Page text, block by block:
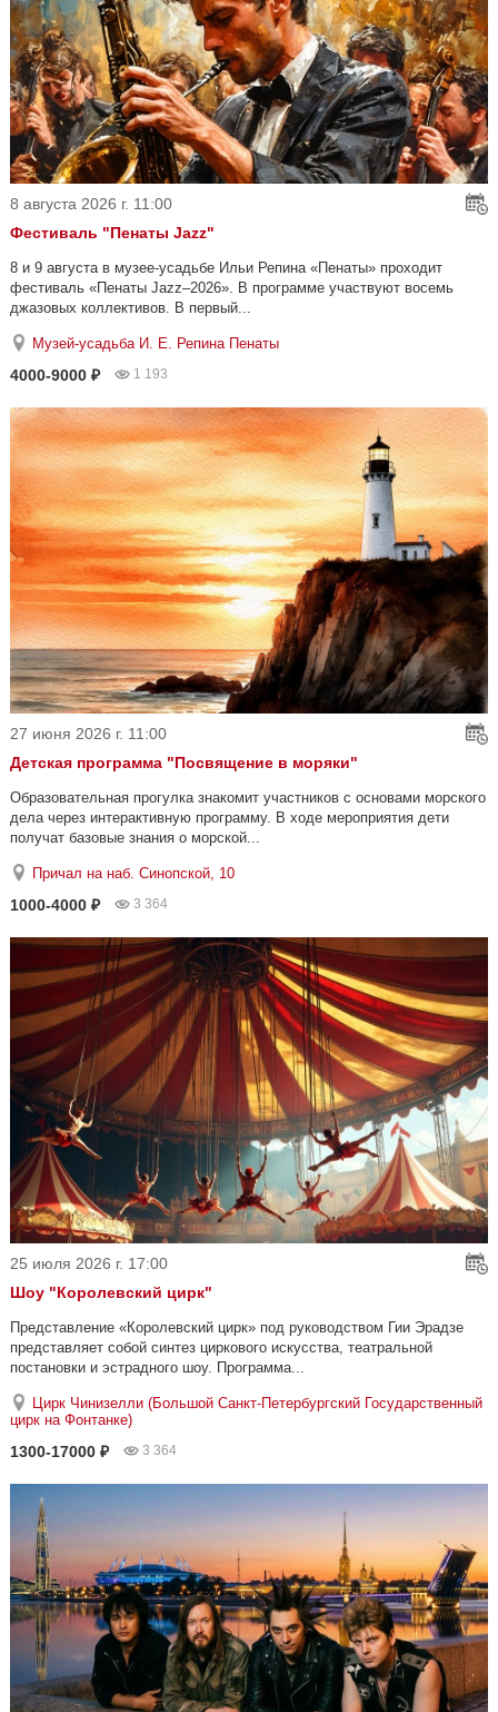
8 августа 2026 г. 11:00
Фестиваль "Пенаты Jazz"
8 и 9 августа в музее-усадьбе Ильи Репина «Пенаты» проходит
фестиваль «Пенаты Jazz–2026». В программе участвуют восемь
джазовых коллективов. В первый...
Музей-усадьба И. Е. Репина Пенаты
4000-9000 ₽ 1 193
27 июня 2026 г. 11:00
Детская программа "Посвящение в моряки"
Образовательная прогулка знакомит участников с основами морского
дела через интерактивную программу. В ходе мероприятия дети
получат базовые знания о морской...
Причал на наб. Синопской, 10
1000-4000 ₽ 3 364
25 июля 2026 г. 17:00
Шоу "Королевский цирк"
Представление «Королевский цирк» под руководством Гии Эрадзе
представляет собой синтез циркового искусства, театральной
постановки и эстрадного шоу. Программа...
Цирк Чинизелли (Большой Санкт-Петербургский Государственный
цирк на Фонтанке)
1300-17000 ₽ 3 364